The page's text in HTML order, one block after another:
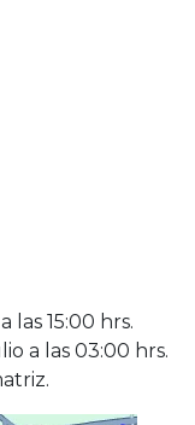
las 15:00 hrs.
a las 03:00 hrs.